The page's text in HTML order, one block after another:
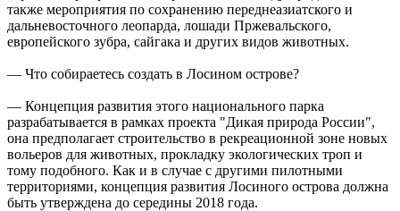
также мероприятия по сохранению переднеазиатского и
дальневосточного леопарда, лошади Пржевальского,
европейского зубра, сайгака и других видов животных.
— Что собираетесь создать в Лосином острове?
— Концепция развития этого национального парка
разрабатывается в рамках проекта "Дикая природа России",
она предполагает строительство в рекреационной зоне новых
вольеров для животных, прокладку экологических троп и
тому подобного. Как и в случае с другими пилотными
территориями, концепция развития Лосиного острова должна
быть утверждена до середины 2018 года.